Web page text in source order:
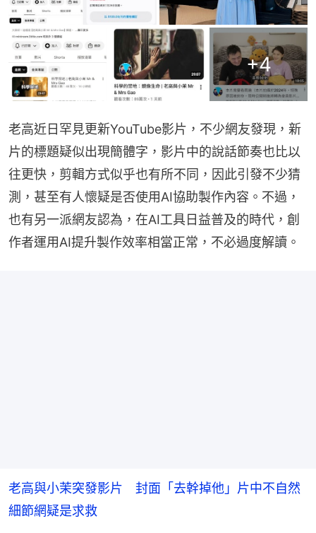
+4
老高近日罕見更新YouTube影片，不少網友發現，新
片的標題疑似出現簡體字，影片中的說話節奏也比以
往更快，剪輯方式似乎也有所不同，因此引發不少猜
測，甚至有人懷疑是否使用AI協助製作內容。不過，
也有另一派網友認為，在AI工具日益普及的時代，創
作者運用AI提升製作效率相當正常，不必過度解讀。
老高與小茉突發影片 封面「去幹掉他」片中不自然
細節網疑是求救